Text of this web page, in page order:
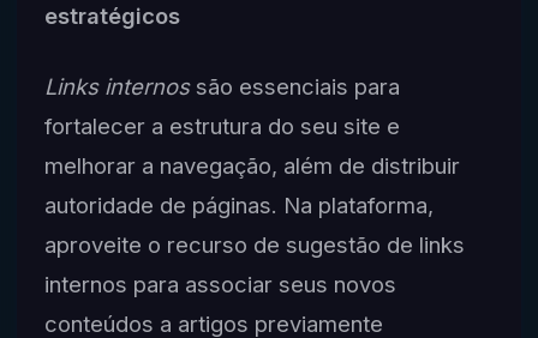
estratégicos
Links internossão essenciais para
fortalecer a estrutura do seu site e
melhorar a navegação, além de distribuir
autoridade de páginas. Na plataforma,
aproveite o recurso de sugestão de links
internos para associar seus novos
conteúdos a artigos previamente